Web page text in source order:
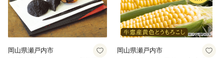
岡山県瀬戸内市 岡山県瀬戸内市